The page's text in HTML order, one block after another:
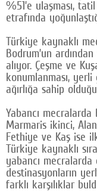
%51’e ulaşması,
etrafında
Türkiye kaynaklı
Bodrum’un
alıyor. Çeşme ve
konumlanması, yerli
ağırlığa sahip
Yabancı
Marmaris ikinci,
Fethiye ve Kaş ise
Türkiye kaynaklı
yabancı
destinasyonların
farklı karşılıklar